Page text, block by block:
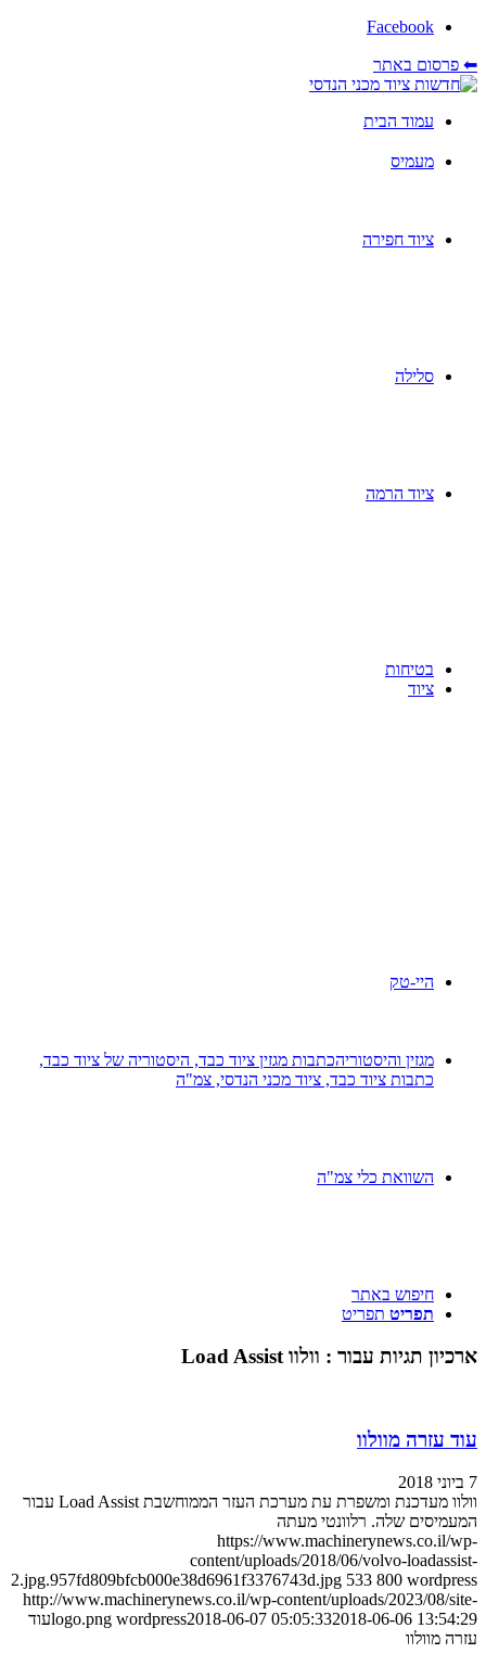
Facebook
⬅ פרסום באתר
עמוד הבית
מעמיס
ציוד חפירה
סלילה
ציוד הרמה
בטיחות
ציוד
היי-טק
מגזין והיסטוריהכתבות מגזין ציוד כבד, היסטוריה של ציוד כבד,
כתבות ציוד כבד, ציוד מכני הנדסי, צמ"ה
השוואת כלי צמ"ה
חיפוש באתר
תפריט תפריט
ארכיון תגיות עבור : וולוו Load Assist
עוד עזרה מוולוו
7 ביוני 2018
וולוו מעדכנת ומשפרת עת מערכת העזר הממוחשבת Load Assist עבור
המעמיסים שלה. רלוונטי מעתה
https://www.machinerynews.co.il/wp-
content/uploads/2018/06/volvo-loadassist-
2.jpg.957fd809bfcb000e38d6961f3376743d.jpg 533 800 wordpress
http://www.machinerynews.co.il/wp-content/uploads/2023/08/site-
logo.png wordpress2018-06-07 05:05:332018-06-06 13:54:29
עוד
עזרה מוולוו